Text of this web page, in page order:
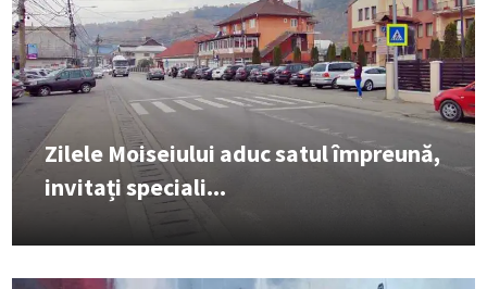
Zilele Moiseiului aduc satul împreună,
invitați speciali...